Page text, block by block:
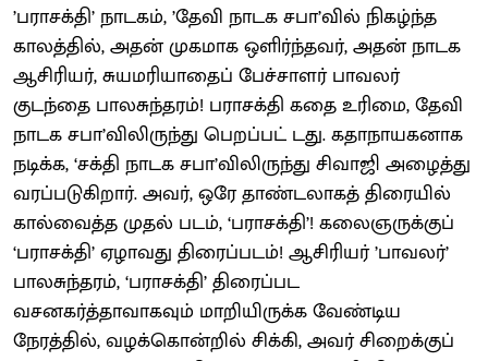
’பராசக்தி’ நாடகம், ’தேவி நாடக சபா’வில் நிகழ்ந்த
காலத்தில், அதன் முகமாக ஒளிர்ந்தவர், அதன் நாடக
ஆசிரியர், சுயமரியாதைப் பேச்சாளர் பாவலர்
குடந்தை பாலசுந்தரம்! பராசக்தி கதை உரிமை, தேவி
நாடக சபா’விலிருந்து பெறப்பட் டது. கதாநாயகனாக
நடிக்க, ‘சக்தி நாடக சபா’விலிருந்து சிவாஜி அழைத்து
வரப்படுகிறார். அவர், ஒரே தாண்டலாகத் திரையில்
கால்வைத்த முதல் படம், ‘பராசக்தி’! கலைஞருக்குப்
‘பராசக்தி’ ஏழாவது திரைப்படம்! ஆசிரியர் ’பாவலர்’
பாலசுந்தரம், ‘பராசக்தி’ திரைப்பட
வசனகர்த்தாவாகவும் மாறியிருக்க வேண்டிய
நேரத்தில், வழக்கொன்றில் சிக்கி, அவர் சிறைக்குப்